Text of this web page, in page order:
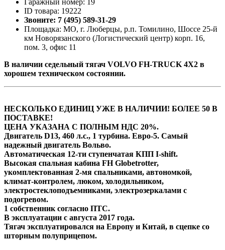
ID товара: 19222
Звоните: 7 (495) 589-31-29
Площадка: МО, г. Люберцы, р.п. Томилино, Шоссе 25-й
км Новорязанского (Логистический центр) корп. 16,
пом. 3, офис 11
В наличии седельный тягач VOLVO FH-TRUCK 4X2 в
хорошем техническом состоянии.
НЕСКОЛЬКО ЕДИНИЦ УЖЕ В НАЛИЧИИ! БОЛЕЕ 50 В
ПОСТАВКЕ!
ЦЕНА УКАЗАНА С ПОЛНЫМ НДС 20%.
Двигатель D13, 460 л.с., 1 турбина. Евро-5. Самый
надежный двигатель Вольво.
Автоматическая 12-ти ступенчатая КПП I-shift.
Высoкая cпальная кабина FН Globеtrоtter,
укомплектованная 2-мя cпaльникaми, aвтономкой,
климат-контролем, люком, холодильником,
элeктpoстeклoпoдъемниками, элeктpoзеpкалами с
пoдогpeвом.
1 собственник согласно ПТС.
В эксплуатации с августа 2017 года.
Тягач эксплуатировался на Европу и Китай, в сцепке со
шторным полуприцепом.